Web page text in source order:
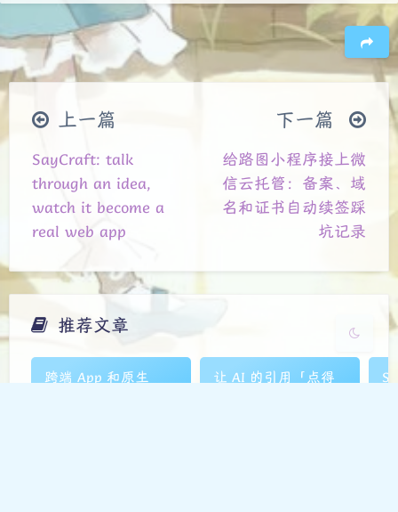
夜间模式
Sans Serif Serif
浅阴影 深阴影
豆
上一篇
SayCraft: talk
through an idea,
watch it become a
real web app
下一篇
给路图小程序接上微
信云托管：备案、域
名和证书自动续签踩
坑记录
推荐文章
跨端 App 和原生
让 AI 的引用「点得